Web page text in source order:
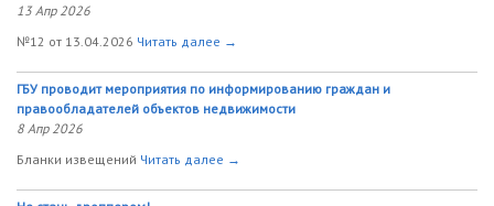
13 Апр 2026
№12 от 13.04.2026 Читать далее →
ГБУ проводит мероприятия по информированию граждан и
правообладателей объектов недвижимости
8 Апр 2026
Бланки извещений Читать далее →